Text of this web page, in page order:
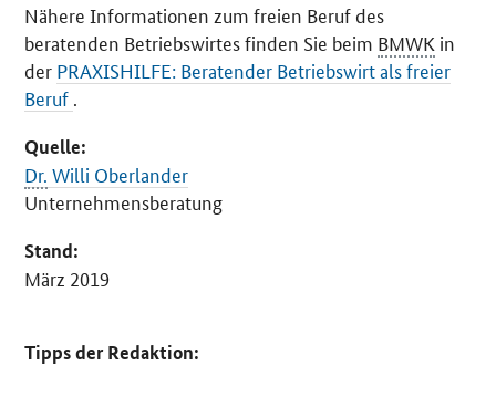
Nähere Informationen zum freien Beruf des
beratenden Betriebswirtes finden Sie beim BMWK in
der PRAXISHILFE: Beratender Betriebswirt als freier
Beruf .
Quelle:
Dr. Willi Oberlander
Unternehmensberatung
Stand:
März 2019
Tipps der Redaktion: